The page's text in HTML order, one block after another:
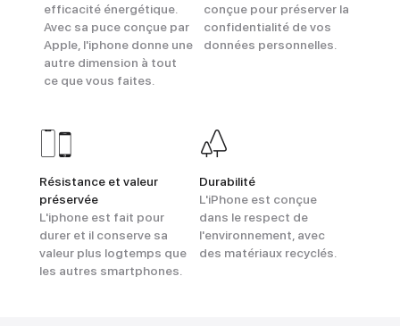
efficacité énergétique.
Avec sa puce conçue par
Apple, l'iphone donne une
autre dimension à tout
ce que vous faites.
conçue pour préserver la
confidentialité de vos
données personnelles.
Résistance et valeur
préservée
L'iphone est fait pour
durer et il conserve sa
valeur plus logtemps que
les autres smartphones.
Durabilité
L'iPhone est conçue
dans le respect de
l'environnement, avec
des matériaux recyclés.